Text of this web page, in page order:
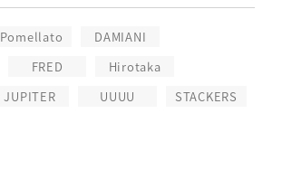
Pomellato
DAMIANI
FRED
Hirotaka
JUPITER UUUU STACKERS